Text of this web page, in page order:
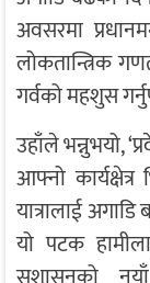
अवसरमा
लोकतान्त्रिक
गर्वको महशुस
उहाँले भन्नुभयो,
आफ्नो
यात्रालाई
यो पटक